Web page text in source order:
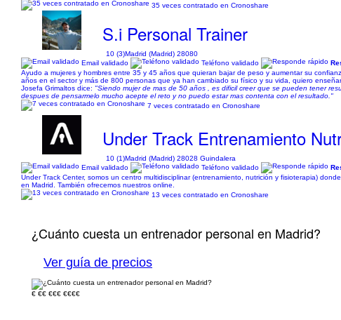
35 veces contratado en Cronoshare
S.i Personal Trainer
10 (3)Madrid (Madrid) 28080
Email validado
Teléfono validado
Ayudo a mujeres y hombres entre 35 y 45 años que quieran bajar de peso y aumentar su
años en el sector y más de 800 personas que ya han cambiado su físico y su vida, quiero
Josefa Grimaltos dice: "Siendo mujer de mas de 50 años , es dificil creer que se pueden tener
despues de pensarmelo mucho acepte el reto y no puedo estar mas contenta con el resultado."
7 veces contratado en Cronoshare
Under Track Entrenamiento
10 (1)Madrid (Madrid) 28028 Guindalera
Email validado
Teléfono validado
Under Track Center, somos un centro multidisciplinar (entrenamiento, nutrición y fisioterapia)
en Madrid. También ofrecemos nuestros online.
13 veces contratado en Cronoshare
¿Cuánto cuesta un entrenador personal en Madrid?
Ver guía de precios
€ €€ €€€ €€€€